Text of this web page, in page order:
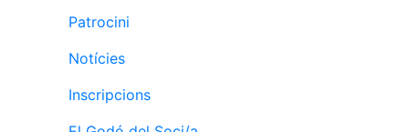
Activitats
dirigides
Normativa
Patrocini
Notícies
Inscripcions